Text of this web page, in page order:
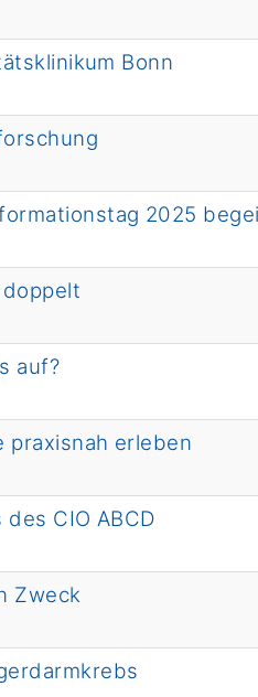
Bonn
2025
auf?
praxisnah erleben
CIO ABCD
Zweck